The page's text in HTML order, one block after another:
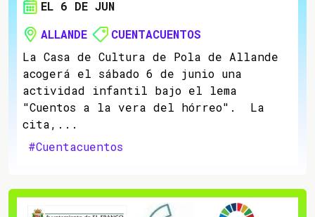
EL 6 DE JUN
ALLANDE
CUENTACUENTOS
La Casa de Cultura de Pola de Allande
acogerá el sábado 6 de junio una
actividad infantil bajo el lema
"Cuentos a la vera del hórreo". La
cita,...
#Cuentacuentos